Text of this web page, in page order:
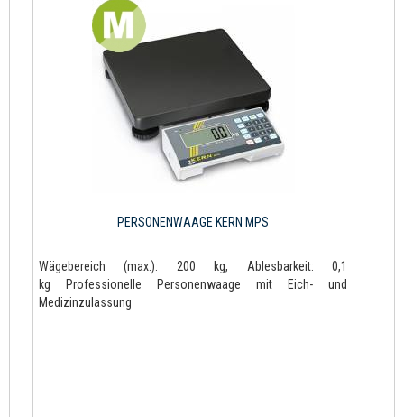
PERSONENWAAGE KERN MPS
Wägebereich (max.): 200 kg, Ablesbarkeit: 0,1
kg Professionelle Personenwaage mit Eich- und
Medizinzulassung